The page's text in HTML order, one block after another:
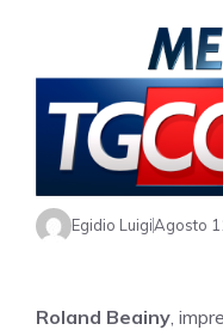
Egidio LuigiAgosto
Roland Beainy ,